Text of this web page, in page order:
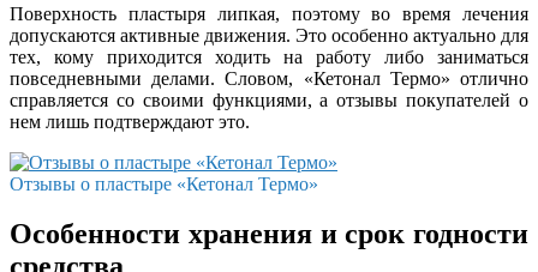
Поверхность пластыря липкая, поэтому во время лечения
допускаются активные движения. Это особенно актуально для
тех, кому приходится ходить на работу либо заниматься
повседневными делами. Словом, «Кетонал Термо» отлично
справляется со своими функциями, а отзывы покупателей о
нем лишь подтверждают это.
Отзывы о пластыре «Кетонал Термо»
Особенности хранения и срок годности